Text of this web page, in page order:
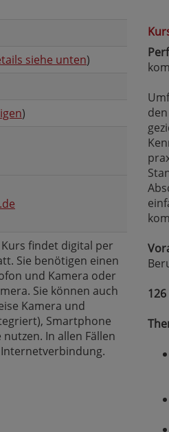
siehe unten)
)
findet digital per
Sie benötigen einen
und Kamera oder
Sie können auch
Kamera und
Smartphone
In allen Fällen